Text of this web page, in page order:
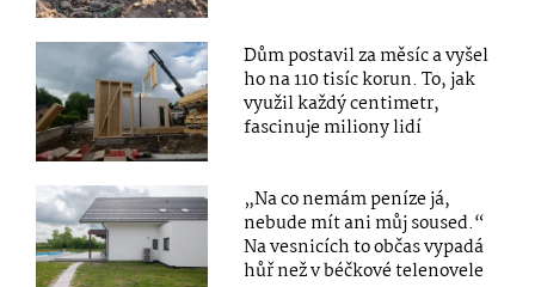
Dům postavil za měsíc a vyšel
ho na 110 tisíc korun. To, jak
využil každý centimetr,
fascinuje miliony lidí
„Na co nemám peníze já,
nebude mít ani můj soused.“
Na vesnicích to občas vypadá
hůř než v béčkové telenovele